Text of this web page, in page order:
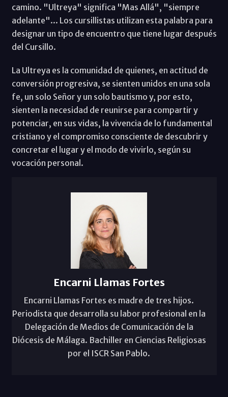
camino. "Ultreya" significa "Mas Allá", "siempre
adelante"... Los cursillistas utilizan esta palabra para
designar un tipo de encuentro que tiene lugar después
del Cursillo.
La Ultreya es la comunidad de quienes, en actitud de
conversión progresiva, se sienten unidos en una sola
fe, un solo Señor y un solo bautismo y, por esto,
sienten la necesidad de reunirse para compartir y
potenciar, en sus vidas, la vivencia de lo fundamental
cristiano y el compromiso consciente de descubrir y
concretar el lugar y el modo de vivirlo, según su
vocación personal.
Encarni Llamas Fortes
Encarni Llamas Fortes es madre de tres hijos.
Periodista que desarrolla su labor profesional en la
Delegación de Medios de Comunicación de la
Diócesis de Málaga. Bachiller en Ciencias Religiosas
por el ISCR San Pablo.